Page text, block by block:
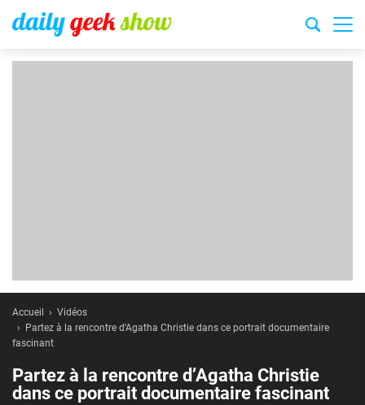
Accueil
Vidéos
Partez à la rencontre d’Agatha Christie dans ce portrait documentaire
fascinant
Partez à la rencontre d’Agatha Christie
dans ce portrait documentaire fascinant